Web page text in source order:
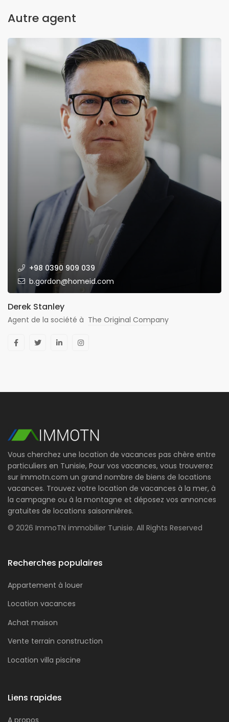
Autre agent
+98 0390 909 039
b.gordon@homeid.com
Derek Stanley
Agent de la société à The Original Company
Vous cherchez une location de vacances pas chère entre
particuliers en Tunisie, Pour vos vacances, vous trouverez
sur immotn.com un grand nombre de biens de locations
vacances. Trouvez votre location de vacances à la mer, à
la campagne ou à la montagne et déposez vos annonces
gratuites de locations saisonnières.
© 2026 ImmoTN immobilier Tunisie. All Rights Reserved
Recherches populaires
Appartement à louer
Location vacances
Achat maison
Vente terrain construction
Location villa piscine
Liens rapides
A propos